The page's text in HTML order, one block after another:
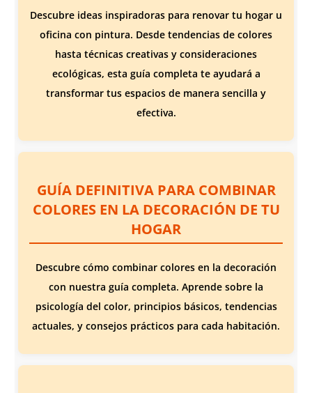
Descubre ideas inspiradoras para renovar tu hogar u
oficina con pintura. Desde tendencias de colores
hasta técnicas creativas y consideraciones
ecológicas, esta guía completa te ayudará a
transformar tus espacios de manera sencilla y
efectiva.
GUÍA DEFINITIVA PARA COMBINAR
COLORES EN LA DECORACIÓN DE TU
HOGAR
Descubre cómo combinar colores en la decoración
con nuestra guía completa. Aprende sobre la
psicología del color, principios básicos, tendencias
actuales, y consejos prácticos para cada habitación.